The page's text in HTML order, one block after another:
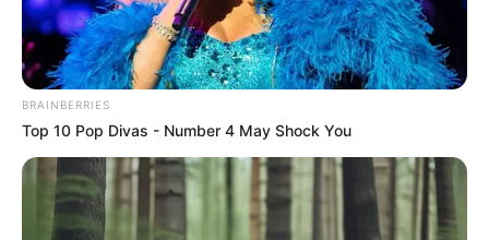
These Wedding Dance Moves Broke The Internet
BRAINBERRIES
Top 10 Pop Divas - Number 4 May Shock You